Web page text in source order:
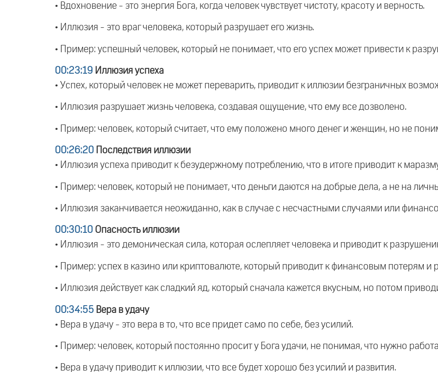
• Вдохновение - это энергия Бога, когда человек чувствует чистоту, красоту и верность.
• Иллюзия - это враг человека, который разрушает его жизнь.
• Пример: успешный человек, который не понимает, что его успех может привести к
00:23:19 Иллюзия успеха
• Успех, который человек не может переварить, приводит к иллюзии безграничных
• Иллюзия разрушает жизнь человека, создавая ощущение, что ему все дозволено.
• Пример: человек, который считает, что ему положено много денег и женщин, но не
00:26:20 Последствия иллюзии
• Иллюзия успеха приводит к безудержному потреблению, что в итоге приводит к
• Пример: человек, который не понимает, что деньги даются на добрые дела, а не на
• Иллюзия заканчивается неожиданно, как в случае с несчастными случаями или
00:30:10 Опасность иллюзии
• Иллюзия - это демоническая сила, которая ослепляет человека и приводит к
• Пример: успех в казино или криптовалюте, который приводит к финансовым потерям и
• Иллюзия действует как сладкий яд, который сначала кажется вкусным, но потом
00:34:55 Вера в удачу
• Вера в удачу - это вера в то, что все придет само по себе, без усилий.
• Пример: человек, который постоянно просит у Бога удачи, не понимая, что нужно
• Вера в удачу приводит к иллюзии, что все будет хорошо без усилий и развития.